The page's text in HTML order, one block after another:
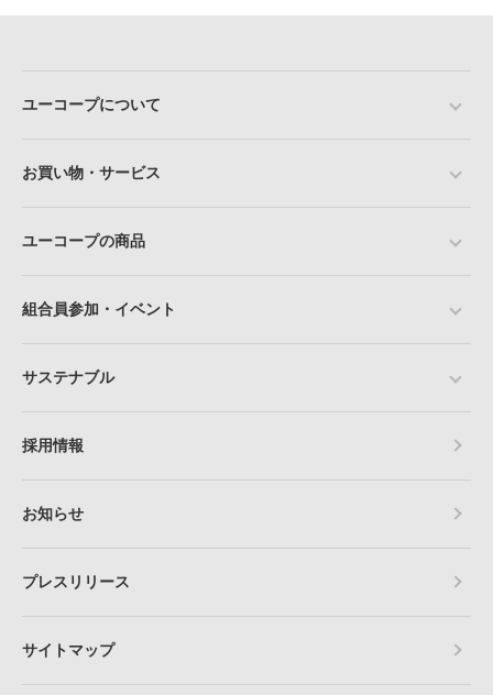
ユーコープについて
お買い物・サービス
ユーコープの商品
組合員参加・イベント
サステナブル
採用情報
お知らせ
プレスリリース
サイトマップ